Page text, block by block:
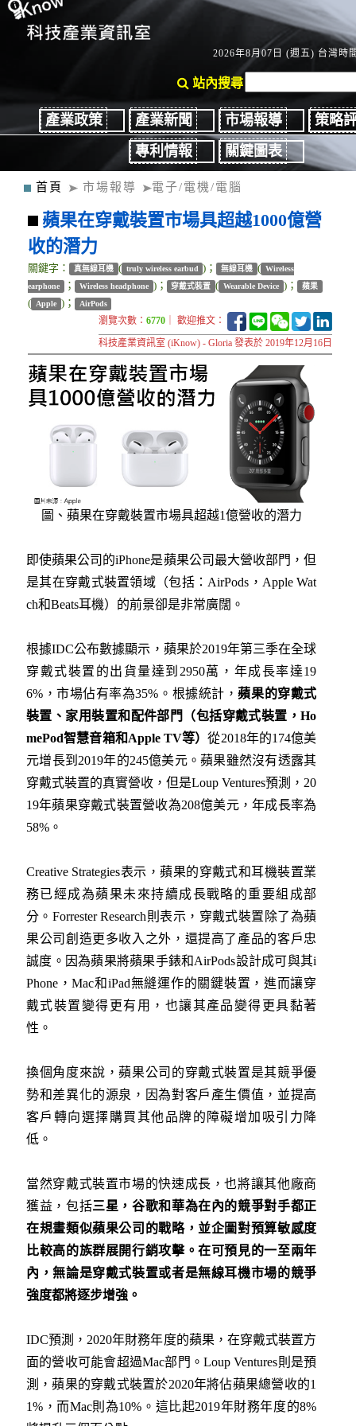
2026年8月07日 (週五) 台灣時
站內搜尋
產業政策 產業新聞 市場報導
策略
專利情報
關鍵圖表
首頁 市場報導 電子/電機/電腦
蘋果在穿戴裝置市場具超越1000億營
收的潛力
關鍵字： 真無線耳機 ( truly wireless earbud )； 無線耳機 ( Wireless
earphone ； Wireless headphone )； 穿戴式裝置 ( Wearable Device )； 蘋果
( Apple )； AirPods
瀏覽次數：6770 ｜ 歡迎推文：
科技產業資訊室 (iKnow) - Gloria 發表於 2019年12月16日
圖、蘋果在穿戴裝置市場具超越1億營收的潛力
即使蘋果公司的iPhone是蘋果公司最大營收部門，但
是其在穿戴式裝置領域（包括：AirPods，Apple Wat
ch和Beats耳機）的前景卻是非常廣闊。
根據IDC公布數據顯示，蘋果於2019年第三季在全球
穿戴式裝置的出貨量達到2950萬，年成長率達19
6%，市場佔有率為35%。根據統計，蘋果的穿戴式
裝置、家用裝置和配件部門（包括穿戴式裝置，Ho
mePod智慧音箱和Apple TV等）從2018年的174億美
元增長到2019年的245億美元。蘋果雖然沒有透露其
穿戴式裝置的真實營收，但是Loup Ventures預測，20
19年蘋果穿戴式裝置營收為208億美元，年成長率為
58%。
Creative Strategies表示，蘋果的穿戴式和耳機裝置業
務已經成為蘋果未來持續成長戰略的重要組成部
分。Forrester Research則表示，穿戴式裝置除了為蘋
果公司創造更多收入之外，還提高了產品的客戶忠
誠度。因為蘋果將蘋果手錶和AirPods設計成可與其i
Phone，Mac和iPad無縫運作的關鍵裝置，進而讓穿
戴式裝置變得更有用，也讓其產品變得更具黏著
性。
換個角度來說，蘋果公司的穿戴式裝置是其競爭優
勢和差異化的源泉，因為對客戶產生價值，並提高
客戶轉向選擇購買其他品牌的障礙增加吸引力降
低。
當然穿戴式裝置市場的快速成長，也將讓其他廠商
獲益，包括三星，谷歌和華為在內的競爭對手都正
在規畫類似蘋果公司的戰略，並企圖對預算敏感度
比較高的族群展開行銷攻擊。在可預見的一至兩年
內，無論是穿戴式裝置或者是無線耳機市場的競爭
強度都將逐步增強。
IDC預測，2020年財務年度的蘋果，在穿戴式裝置方
面的營收可能會超過Mac部門。Loup Ventures則是預
測，蘋果的穿戴式裝置於2020年將佔蘋果總營收的1
1%，而Mac則為10%。這比起2019年財務年度的8%